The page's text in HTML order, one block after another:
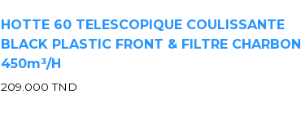
HOTTE 60 TELESCOPIQUE COULISSANTE
BLACK PLASTIC FRONT & FILTRE CHARBON
450m³/H
209.000TND